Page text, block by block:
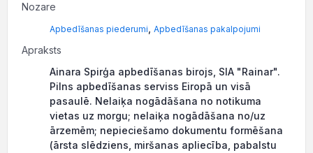
Nozare
Apbedīšanas piederumi Apbedīšanas pakalpojumi
Apraksts
Ainara Spirģa apbedīšanas birojs, SIA "Rainar".
Pilns apbedīšanas serviss Eiropā un visā
pasaulē. Nelaiķa nogādāšana no notikuma
vietas uz morgu; nelaiķa nogādāšana no/uz
ārzemēm; nepieciešamo dokumentu formēšana
(ārsta slēdziens, miršanas apliecība, pabalstu